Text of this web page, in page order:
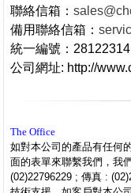
聯絡信箱：
備用聯絡信箱：
統一編號 ：28122314
公司網址: http://
The Office
如對本公司的產品有任何
面的表單來聯繫我們，我
(02)22796229 ; 傳真 :